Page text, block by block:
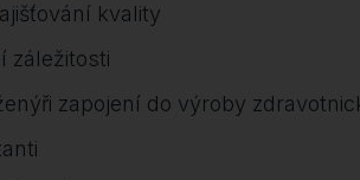
kvality
záležitosti
zapojení do výroby